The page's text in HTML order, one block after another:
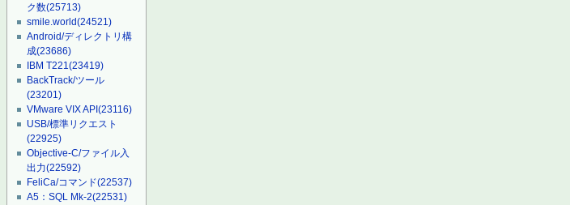
ク数(25713)
smile.world(24521)
Android/ディレクトリ構
成(23686)
IBM T221(23419)
BackTrack/ツール
(23201)
VMware VIX API(23116)
USB/標準リクエスト
(22925)
Objective-C/ファイル入
出力(22592)
FeliCa/コマンド(22537)
A5：SQL Mk-2(22531)